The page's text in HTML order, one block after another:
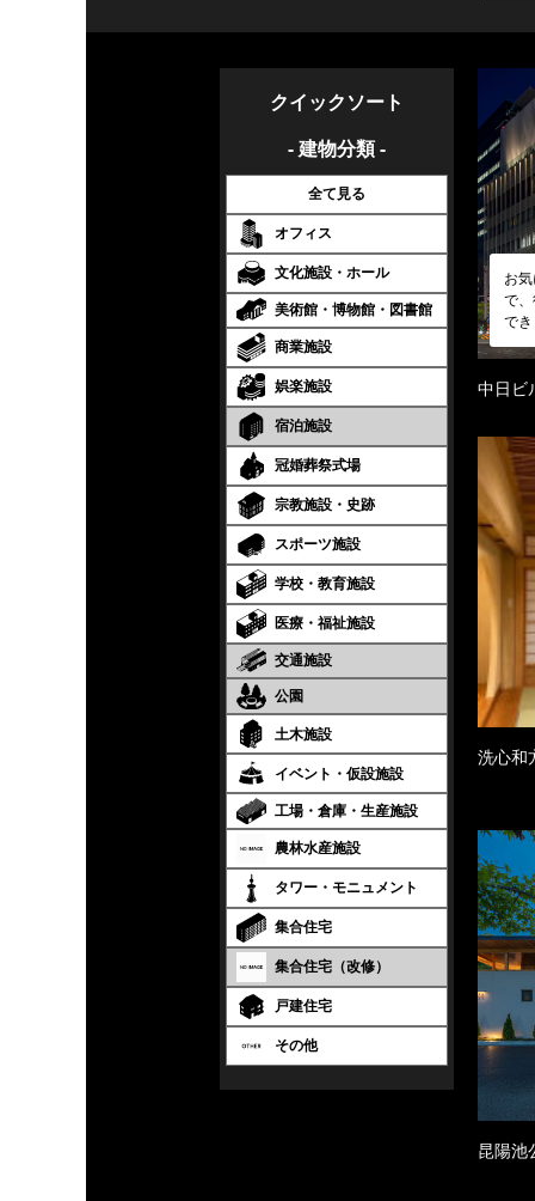
クイックソート
- 建物分類 -
全て見る
オフィス
文化施設・ホール
美術館・博物館・図書館
商業施設
娯楽施設
宿泊施設
冠婚葬祭式場
宗教施設・史跡
スポーツ施設
学校・教育施設
医療・福祉施設
交通施設
公園
土木施設
イベント・仮設施設
工場・倉庫・生産施設
農林水産施設
タワー・モニュメント
集合住宅
集合住宅（改修）
戸建住宅
その他
お
で
で
中日ビ
洗心和
昆陽